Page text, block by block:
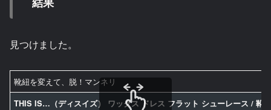
見つけました。
靴紐を変えて、脱！マンネリ
THIS IS…（ディスイズ） ワックス ドレス フラット シューレース / 靴